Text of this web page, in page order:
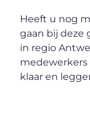
Heeft u nog
gaan bij deze
in regio
medewerkers
klaar en